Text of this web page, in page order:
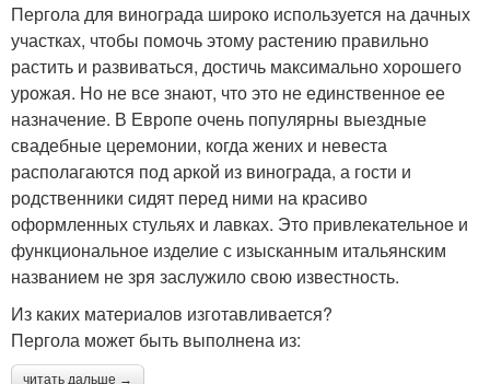
Пергола для винограда широко используется на дачных
участках, чтобы помочь этому растению правильно
растить и развиваться, достичь максимально хорошего
урожая. Но не все знают, что это не единственное ее
назначение. В Европе очень популярны выездные
свадебные церемонии, когда жених и невеста
располагаются под аркой из винограда, а гости и
родственники сидят перед ними на красиво
оформленных стульях и лавках. Это привлекательное и
функциональное изделие с изысканным итальянским
названием не зря заслужило свою известность.
Из каких материалов изготавливается?
Пергола может быть выполнена из:
читать дальше →